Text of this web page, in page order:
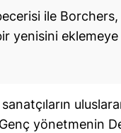
ile Borchers,
yenisini
yönetmenin